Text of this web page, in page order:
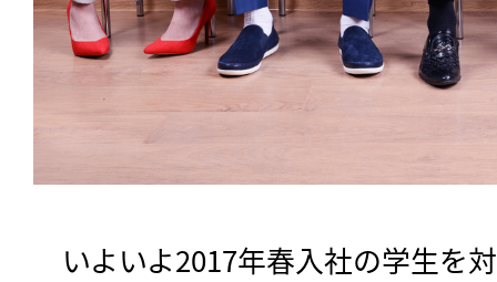
いよいよ2017年春入社の学生を